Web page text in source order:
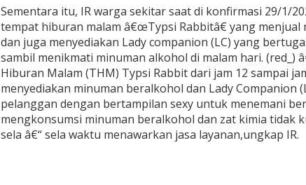
p
e
r
b
e
l
a
n
j
a
a
Sementara itu, IR warga sekitar saat di konfirmasi 29/1/
tempat hiburan malam â€œTypsi Rabbitâ€ yang
dan juga menyediakan Lady companion (LC) yang
sambil menikmati minuman alkohol di malam hari. (red_)
Hiburan Malam (THM) Typsi Rabbit dari jam 12 sampai
menyediakan minuman beralkohol dan Lady Companion
pelanggan dengan bertampilan sexy untuk menemani
mengkonsumsi minuman beralkohol dan zat kimia tidak
sela â€“ sela waktu menawarkan jasa layanan,ungkap IR.